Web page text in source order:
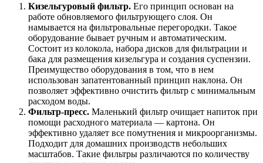
Кизельгуровый фильтр. Его принцип основан на
работе обновляемого фильтрующего слоя. Он
намывается на фильтровальные перегородки. Такое
оборудование бывает ручным и автоматическим.
Состоит из колокола, набора дисков для фильтрации и
бака для размещения кизельгура и создания суспензии.
Преимущество оборудования в том, что в нем
использован запатентованный принцип наклона. Он
позволяет эффективно очистить фильтр с минимальным
расходом воды.
Фильтр-пресс. Маленький фильтр очищает напиток при
помощи расходного материала — картона. Он
эффективно удаляет все помутнения и микроорганизмы.
Подходит для домашних производств небольших
масштабов. Такие фильтры различаются по количеству